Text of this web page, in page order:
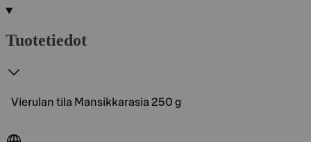
Tuotetiedot
Vierulan tila Mansikkarasia 250 g